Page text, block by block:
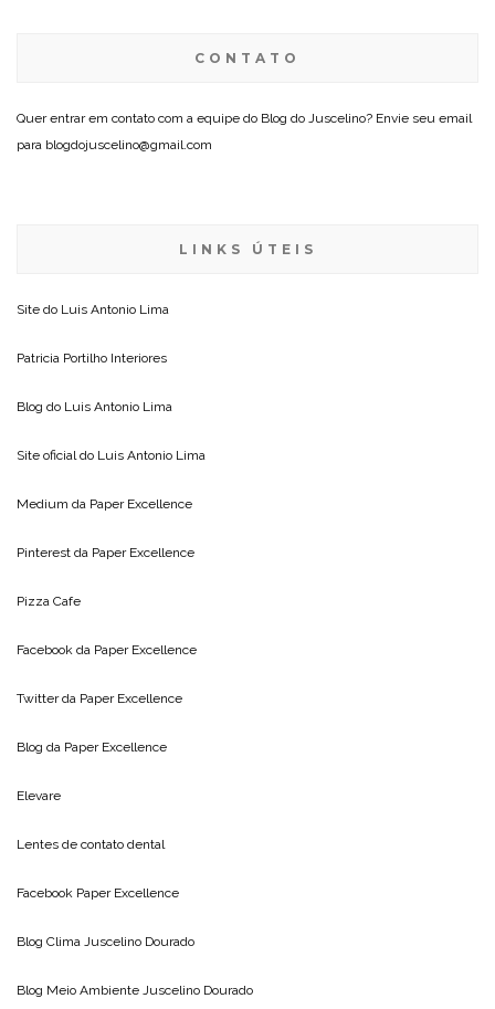
CONTATO
Quer entrar em contato com a equipe do Blog do Juscelino? Envie seu email
para blogdojuscelino@gmail.com
LINKS ÚTEIS
Site do Luis Antonio Lima
Patricia Portilho Interiores
Blog do Luis Antonio Lima
Site oficial do Luis Antonio Lima
Medium da Paper Excellence
Pinterest da Paper Excellence
Pizza Cafe
Facebook da Paper Excellence
Twitter da Paper Excellence
Blog da Paper Excellence
Elevare
Lentes de contato dental
Facebook Paper Excellence
Blog Clima Juscelino Dourado
Blog Meio Ambiente Juscelino Dourado